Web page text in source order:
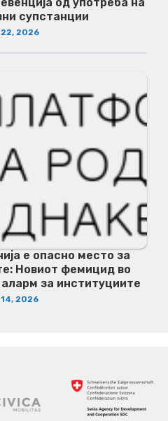
супстанции
22, 2026
е опасно место за
Новиот фемицид во
за институциите
14, 2026